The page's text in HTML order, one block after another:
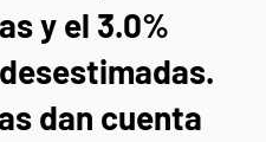
y el 3.0%
dan cuenta